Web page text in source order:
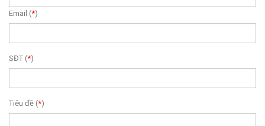
Email (*)
SĐT (*)
Tiêu đề (*)